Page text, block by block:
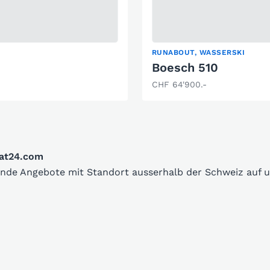
RUNABOUT, WASSERSKI
Boesch 510
CHF 64'900.-
Angebote mit Standort ausserhalb der Schweiz